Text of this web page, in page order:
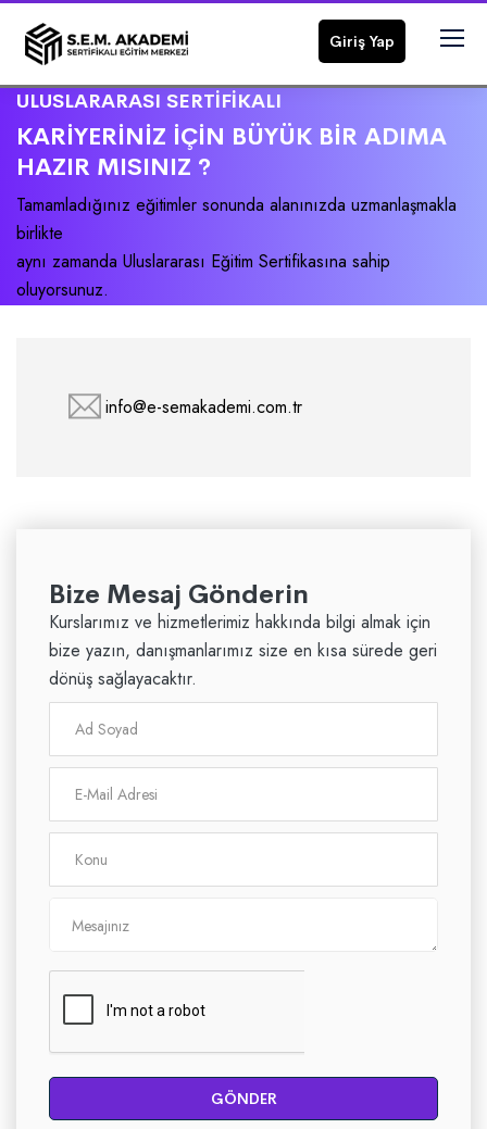
Giriş Yap
ULUSLARARASI SERTİFİKALI
KARİYERİNİZ İÇİN BÜYÜK BİR ADIMA
HAZIR MISINIZ ?
Tamamladığınız eğitimler sonunda alanınızda uzmanlaşmakla
birlikte
aynı zamanda Uluslararası Eğitim Sertifikasına sahip
oluyorsunuz.
info@e-semakademi.com.tr
Bize Mesaj Gönderin
Kurslarımız ve hizmetlerimiz hakkında bilgi almak için
bize yazın, danışmanlarımız size en kısa sürede geri
dönüş sağlayacaktır.
GÖNDER